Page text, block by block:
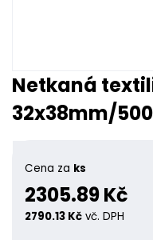
Netkaná
32x38mm/
Cena za ks
2305.89 Kč
2790.13 Kč vč. DPH